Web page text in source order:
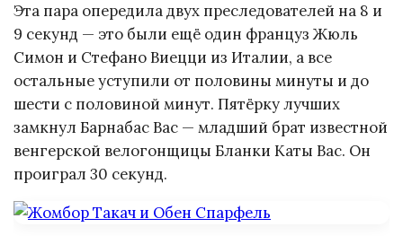
Эта пара опередила двух преследователей на 8 и
9 секунд — это были ещё один француз Жюль
Симон и Стефано Виецци из Италии, а все
остальные уступили от половины минуты и до
шести с половиной минут. Пятёрку лучших
замкнул Барнабас Вас — младший брат известной
венгерской велогонщицы Бланки Каты Вас. Он
проиграл 30 секунд.